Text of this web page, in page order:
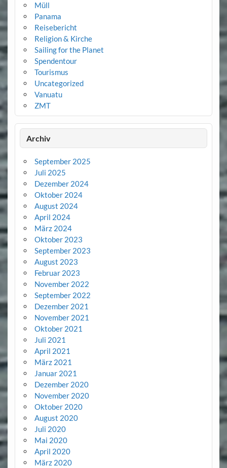
Müll
Panama
Reisebericht
Religion & Kirche
Sailing for the Planet
Spendentour
Tourismus
Uncategorized
Vanuatu
ZMT
Archiv
September 2025
Juli 2025
Dezember 2024
Oktober 2024
August 2024
April 2024
März 2024
Oktober 2023
September 2023
August 2023
Februar 2023
November 2022
September 2022
Dezember 2021
November 2021
Oktober 2021
Juli 2021
April 2021
März 2021
Januar 2021
Dezember 2020
November 2020
Oktober 2020
August 2020
Juli 2020
Mai 2020
April 2020
März 2020